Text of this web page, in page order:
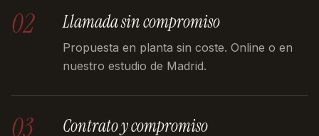
02 Llamada sin compromiso
Propuesta en planta sin coste. Online o en
nuestro estudio de Madrid.
03 Contrato y compromiso